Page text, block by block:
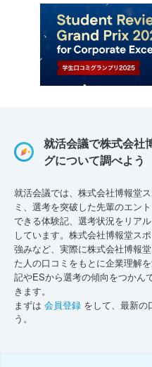
就活会議で株式会社
グについて調べよう
就活会議では、株式会社博報堂
ミ、選考を突破した先輩のエン
できる体験記、選考状況をリア
しています。株式会社博報堂ス
強みなど、実際に株式会社博報
た人の口コミをもとに企業理解
記やESから選考の傾向をつかん
きます。
まずは 会員登録 をして、最新の
う。